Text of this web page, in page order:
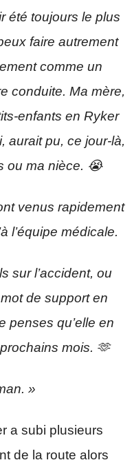
été toujours le plus
faire autrement
comme un
conduite. Ma mère,
enfants en Ryker
aurait pu, ce jour-là,
ou ma nièce. 😭
venus rapidement
l’équipe médicale.
sur l’accident, ou
de support en
penses qu’elle en
mois. 🫶
»
a subi plusieurs
de la route alors